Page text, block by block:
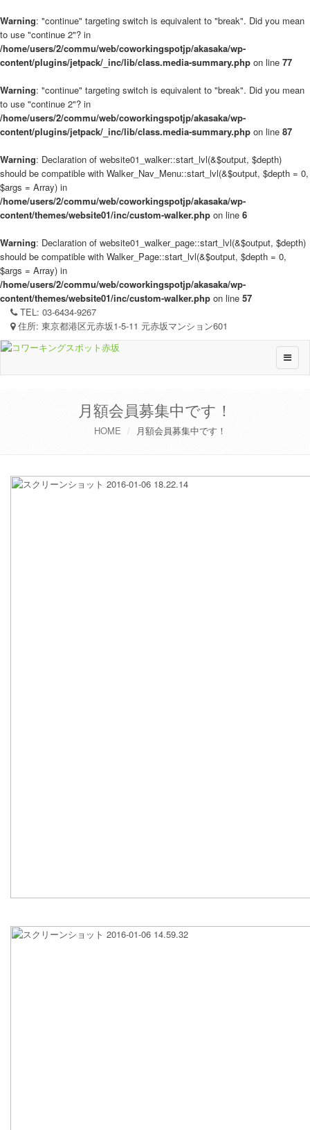
Warning: "continue" targeting switch is equivalent to "break". Did you mean
to use "continue 2"? in
/home/users/2/commu/web/coworkingspotjp/akasaka/wp-
content/plugins/jetpack/_inc/lib/class.media-summary.php on line 77
Warning: "continue" targeting switch is equivalent to "break". Did you mean
to use "continue 2"? in
/home/users/2/commu/web/coworkingspotjp/akasaka/wp-
content/plugins/jetpack/_inc/lib/class.media-summary.php on line 87
Warning: Declaration of website01_walker::start_lvl(&$output, $depth)
should be compatible with Walker_Nav_Menu::start_lvl(&$output, $depth = 0,
$args = Array) in
/home/users/2/commu/web/coworkingspotjp/akasaka/wp-
content/themes/website01/inc/custom-walker.php on line 6
Warning: Declaration of website01_walker_page::start_lvl(&$output, $depth)
should be compatible with Walker_Page::start_lvl(&$output, $depth = 0,
$args = Array) in
/home/users/2/commu/web/coworkingspotjp/akasaka/wp-
content/themes/website01/inc/custom-walker.php on line 57
TEL: 03-6434-9267
住所: 東京都港区元赤坂1-5-11 元赤坂マンション601
Toggle
月額会員募集中です！
HOME 月額会員募集中です！